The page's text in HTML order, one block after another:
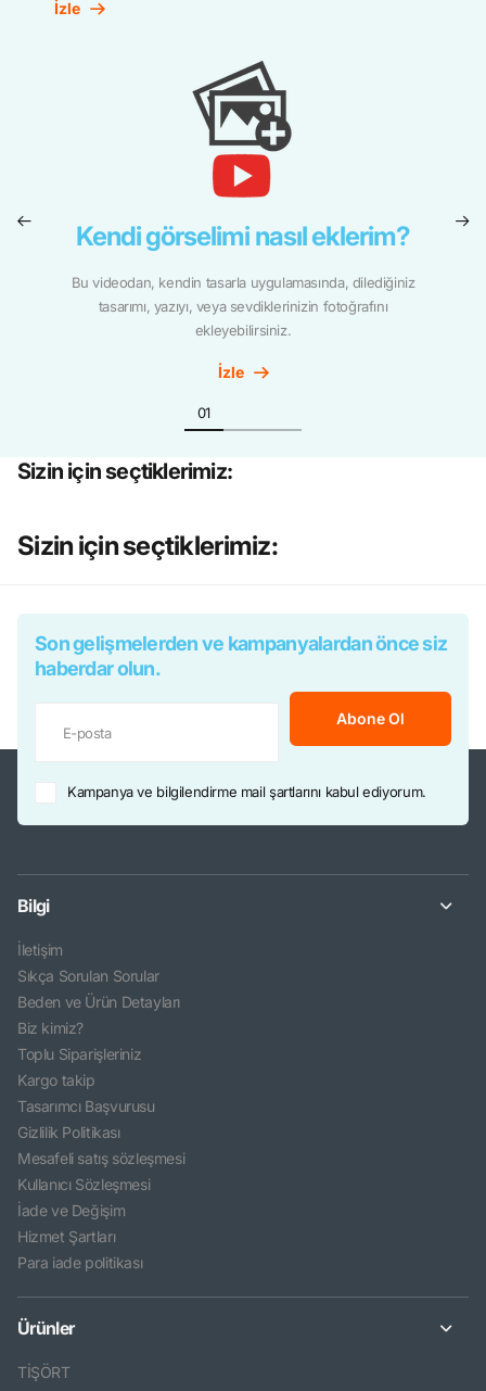
İzle
Kendi görselimi nasıl eklerim?
Bu videodan, kendin tasarla uygulamasında, dilediğiniz
tasarımı, yazıyı, veya sevdiklerinizin fotoğrafını
ekleyebilirsiniz.
İzle
Sizin için seçtiklerimiz:
Sizin için seçtiklerimiz:
Son gelişmelerden ve kampanyalardan önce siz
haberdar olun.
Abone Ol
Kampanya ve bilgilendirme mail şartlarını kabul ediyorum.
Bilgi
İletişim
Sıkça Sorulan Sorular
Beden ve Ürün Detayları
Biz kimiz?
Toplu Siparişleriniz
Kargo takip
Tasarımcı Başvurusu
Gizlilik Politikası
Mesafeli satış sözleşmesi
Kullanıcı Sözleşmesi
İade ve Değişim
Hizmet Şartları
Para iade politikası
Ürünler
TİŞÖRT